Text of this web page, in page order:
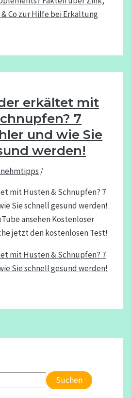
Co zur Hilfe bei Erkältung
erkältet mit
7
und wie Sie
werden!
/
mit Husten & Schnupfen? 7
Sie schnell gesund werden!
ansehen Kostenloser
jetzt den kostenlosen Test!
mit Husten & Schnupfen? 7
Sie schnell gesund werden!
Suchen